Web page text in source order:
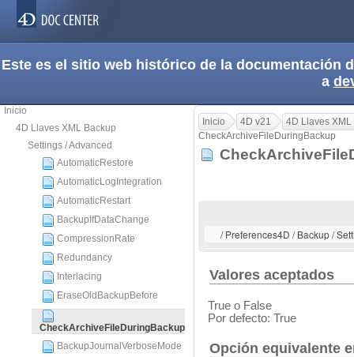
Este es el sitio web histórico de la documentación
a
Inicio
4D Llaves XML Backup
Settings / Advanced
AutomaticRestore
AutomaticLogIntegration
AutomaticRestart
BackupIfDataChange
CompressionRate
Redundancy
Interlacing
EraseOldBackupBefore
CheckArchiveFileDuringBackup
BackupJournalVerboseMode
Inicio 4D v21
4D Llaves XML
CheckArchiveFileDuringBackup
/ Preferences4D / Backup /
Valores aceptados
True o False
Por defecto: True
Opción equivalente